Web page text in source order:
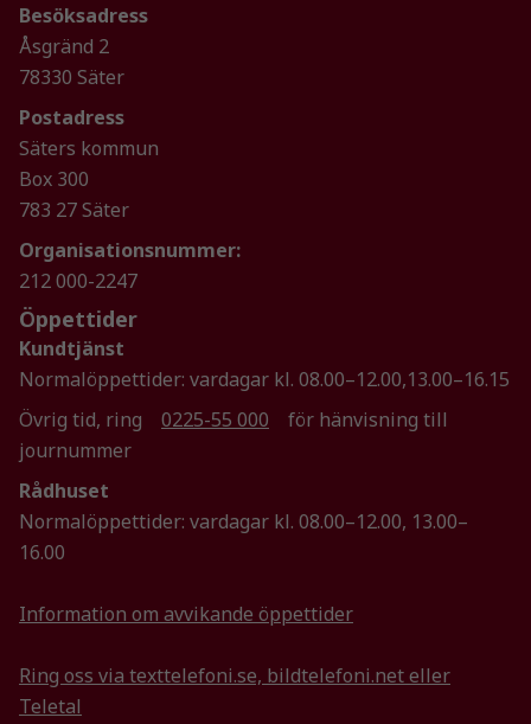
Besöksadress
Åsgränd 2
78330 Säter
Postadress
Säters kommun
Box 300
783 27 Säter
Organisationsnummer:
212 000-2247
Öppettider
Kundtjänst
Normalöppettider: vardagar kl. 08.00–12.00,13.00–16.15
Övrig tid, ring
0225-55 000
för hänvisning till
journummer
Rådhuset
Normalöppettider: vardagar kl. 08.00–12.00, 13.00–
16.00
Information om avvikande öppettider
Ring oss via texttelefoni.se, bildtelefoni.net eller
Teletal
över huvud
taget ska
fungera.
För att vi ska
hemsidans
uppbyggnad,